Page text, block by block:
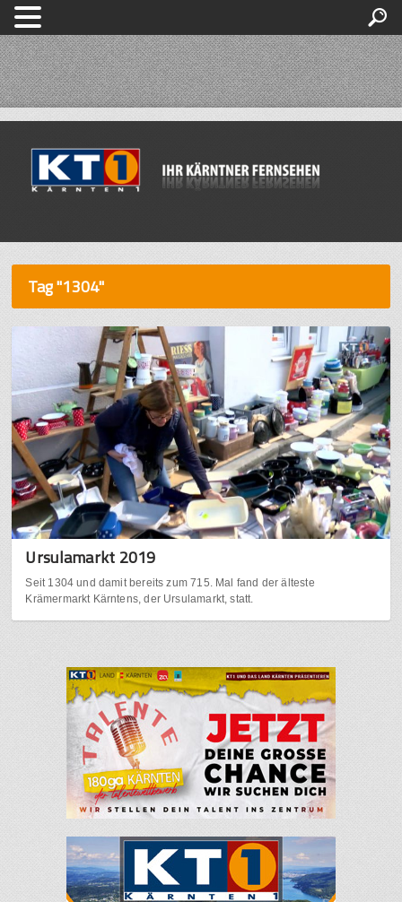
Tag "1304"
Ursulamarkt 2019
Seit 1304 und damit bereits zum 715. Mal fand der älteste
Krämermarkt Kärntens, der Ursulamarkt, statt.